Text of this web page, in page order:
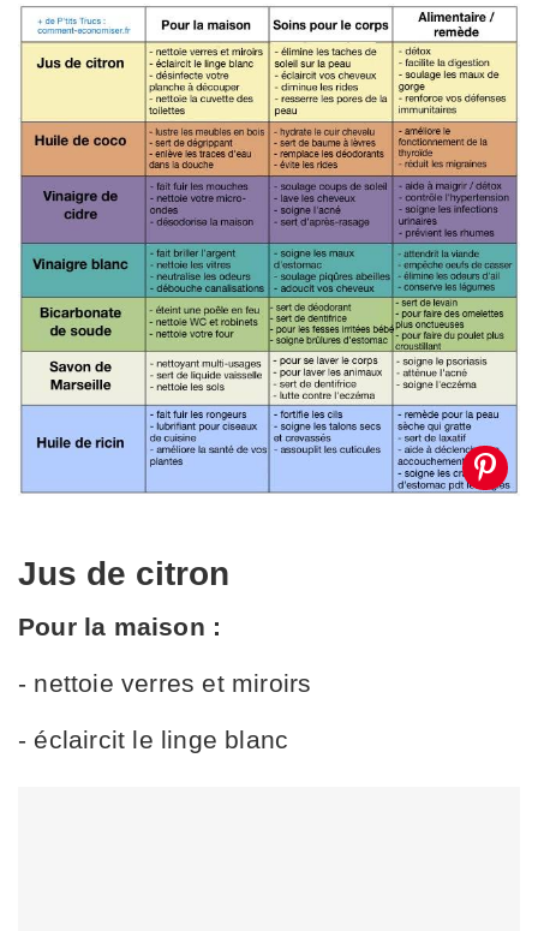
Jus de citron
Pour la maison :
- nettoie verres et miroirs
- éclaircit le linge blanc